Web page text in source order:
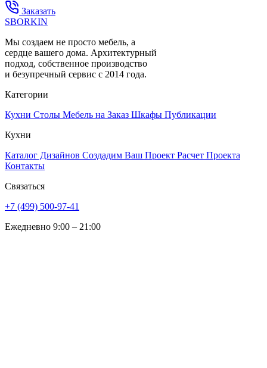
Заказать
SBORKIN
Мы создаем не просто мебель, а
сердце вашего дома. Архитектурный
подход, собственное производство
и безупречный сервис с 2014 года.
Категории
Кухни Столы Мебель на Заказ Шкафы Публикации
Кухни
Каталог Дизайнов Создадим Ваш Проект Расчет Проекта
Контакты
Связаться
+7 (499) 500-97-41
Ежедневно 9:00 – 21:00